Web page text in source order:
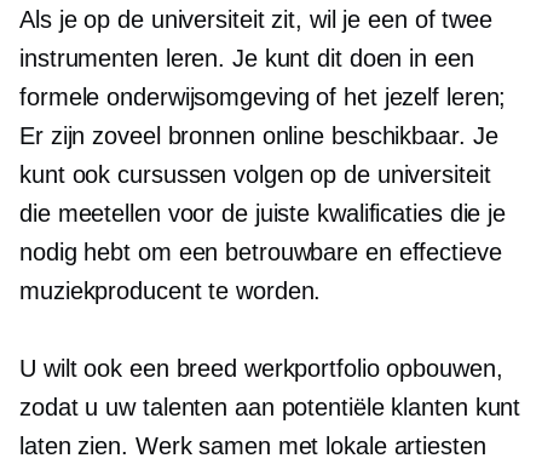
Als je op de universiteit zit, wil je een of twee
instrumenten leren. Je kunt dit doen in een
formele onderwijsomgeving of het jezelf leren;
Er zijn zoveel bronnen online beschikbaar. Je
kunt ook cursussen volgen op de universiteit
die meetellen voor de juiste kwalificaties die je
nodig hebt om een ​​betrouwbare en effectieve
muziekproducent te worden.
U wilt ook een breed werkportfolio opbouwen,
zodat u uw talenten aan potentiële klanten kunt
laten zien. Werk samen met lokale artiesten